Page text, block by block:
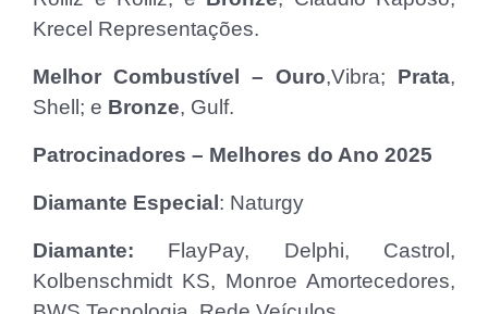
Krecel Representações.
Melhor Combustível – Ouro,Vibra; Prata,
Shell; e Bronze, Gulf.
Patrocinadores – Melhores do Ano 2025
Diamante Especial: Naturgy
Diamante: FlayPay, Delphi, Castrol,
Kolbenschmidt KS, Monroe Amortecedores,